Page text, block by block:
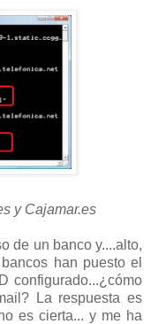
y Cajamar.es
de un banco y....alto,
han puesto el
configurado...¿cómo
La respuesta es
es cierta... y me ha